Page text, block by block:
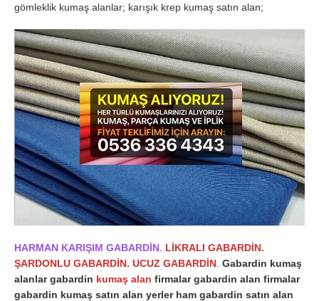
gömleklik kumaş alanlar; karışık krep kumaş satın alan;
HARMAN KARIŞIM GABARDİN LİKRALI GABARDİN.
ŞARDONLU GABARDİN. UCUZ GABARDİN Gabardin kumaş
alanlar gabardin kumaş alan firmalar gabardin alan firmalar
gabardin kumaş satın alan yerler ham gabardin satın alan